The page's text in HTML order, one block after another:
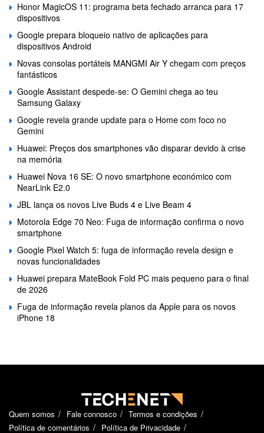
Honor MagicOS 11: programa beta fechado arranca para 17
dispositivos
Google prepara bloqueio nativo de aplicações para
dispositivos Android
Novas consolas portáteis MANGMI Air Y chegam com preços
fantásticos
Google Assistant despede-se: O Gemini chega ao teu
Samsung Galaxy
Google revela grande update para o Home com foco no
Gemini
Huawei: Preços dos smartphones vão disparar devido à crise
na memória
Huawei Nova 16 SE: O novo smartphone económico com
NearLink E2.0
JBL lança os novos Live Buds 4 e Live Beam 4
Motorola Edge 70 Neo: Fuga de informação confirma o novo
smartphone
Google Pixel Watch 5: fuga de informação revela design e
novas funcionalidades
Huawei prepara MateBook Fold PC mais pequeno para o final
de 2026
Fuga de informação revela planos da Apple para os novos
iPhone 18
Quem somos Fale connosco
Termos e condições
Política de comentários
Política de Privacidade